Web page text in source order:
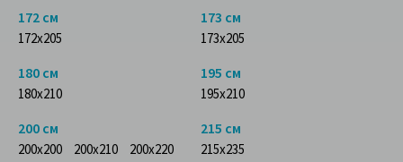
172 см
172x205
173 см
173x205
180 см
180x210
195 см
195x210
200 см
200x200 200x210 200x220
215 см
215x235